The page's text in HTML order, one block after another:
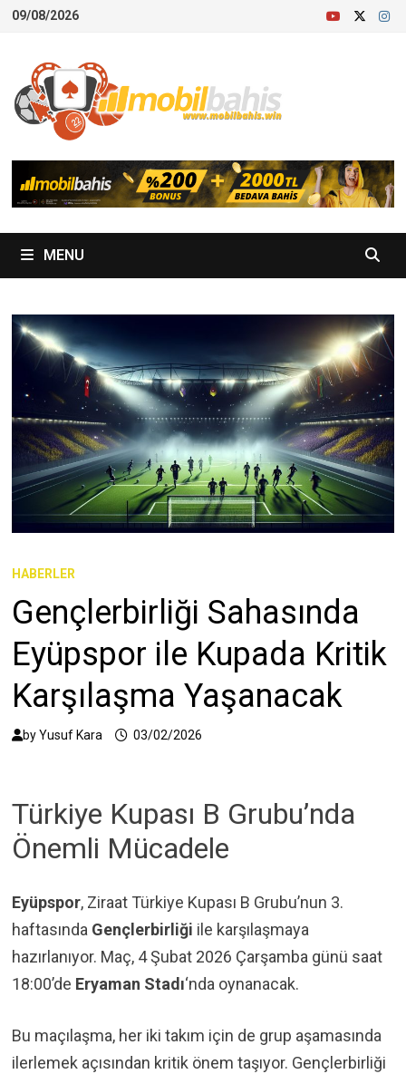
Skip
content
09/08/2026
MENU
HABERLER
Gençlerbirliği Sahasında
Eyüpspor ile Kupada Kritik
Karşılaşma Yaşanacak
byYusuf Kara 03/02/2026
Türkiye Kupası B Grubu’nda
Önemli Mücadele
Eyüpspor, Ziraat Türkiye Kupası B Grubu’nun 3.
haftasında Gençlerbirliği ile karşılaşmaya
hazırlanıyor. Maç, 4 Şubat 2026 Çarşamba günü saat
18:00’de Eryaman Stadı‘nda oynanacak.
Bu maçılaşma, her iki takım için de grup aşamasında
ilerlemek açısından kritik önem taşıyor. Gençlerbirliği